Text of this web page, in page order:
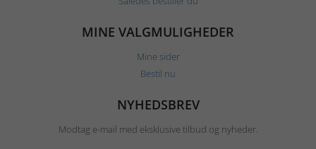
MINE VALGMULIGHEDER
Mine sider
Bestil nu
NYHEDSBREV
Modtag e-mail med eksklusive tilbud og nyheder.